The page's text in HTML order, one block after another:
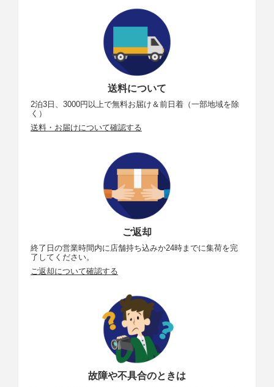
送料について
2泊3日、3000円以上で無料お届け＆前日着（一部地域を除
く）
送料・お届けについて確認する
ご返却
終了日の営業時間内に店舗持ち込みか24時までに集荷を完
了してください。
ご返却について確認する
故障や不具合のときは